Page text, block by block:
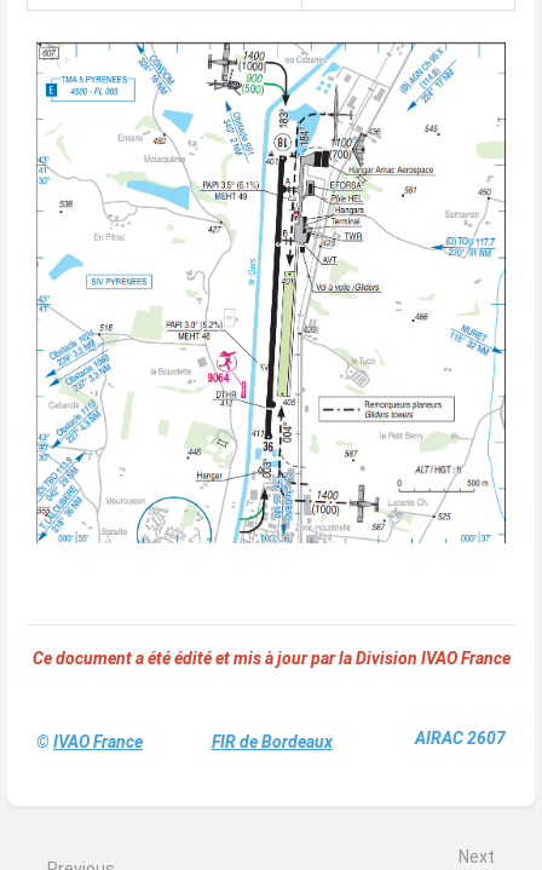
Ce document a été édité et mis à jour par la Division IVAO France
© IVAO France FIR de Bordeaux AIRAC 2607
Next